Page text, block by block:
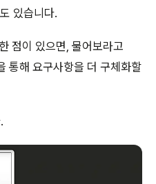
있습니다.
점이 있으면, 물어보라고
통해 요구사항을 더 구체화할